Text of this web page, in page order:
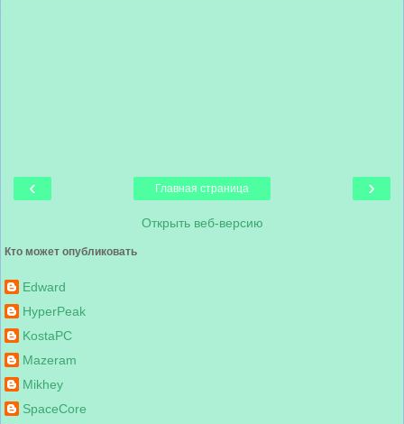
‹ ›
Главная страница
Открыть веб-версию
Кто может опубликовать
Edward
HyperPeak
KostaPC
Mazeram
Mikhey
SpaceCore